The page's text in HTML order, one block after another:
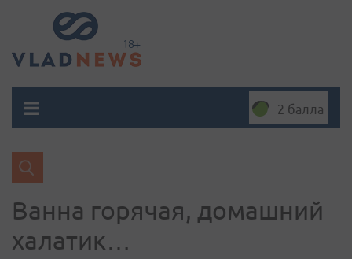
2 балла
Ванна горячая, домашний
халатик…